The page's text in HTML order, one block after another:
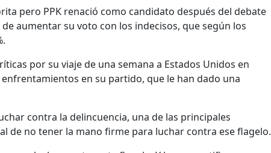
pero PPK renació como candidato después del debate
aumentar su voto con los indecisos, que según los
por su viaje de una semana a Estados Unidos en
en su partido, que le han dado una
contra la delincuencia, una de las principales
de no tener la mano firme para luchar contra ese flagelo.